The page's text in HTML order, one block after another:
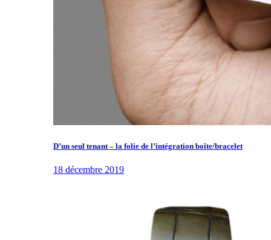
D’un seul tenant – la folie de l’intégration boîte/bracelet
18 décembre 2019